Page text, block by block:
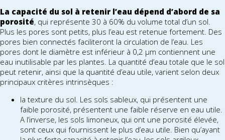
La capacité du sol à retenir l’eau dépend d’abord de sa
porosité, qui représente 30 à 60% du volume total d’un sol.
Plus les pores sont petits, plus l’eau est retenue fortement. Des
pores bien connectés faciliteront la circulation de l’eau. Les
pores dont le diamètre est inférieur à 0,2 μm contiennent une
eau inutilisable par les plantes. La quantité d’eau totale que le sol
peut retenir, ainsi que la quantité d’eau utile, varient selon deux
principaux critères intrinsèques :
la texture du sol. Les sols sableux, qui présentent une
faible porosité, présentent une faible réserve en eau utile.
A l’inverse, les sols limoneux, qui ont une porosité élevée,
sont ceux qui fournissent le plus d’eau utile. Bien qu’ayant